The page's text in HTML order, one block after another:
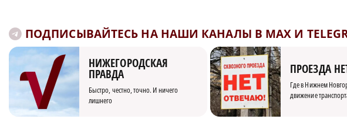
ПОДПИСЫВАЙТЕСЬ НА НАШИ КАНАЛЫ В MAX И
НИЖЕГОРОДСКАЯ
ПРАВДА
Быстро, честно, точно. И ничего
лишнего
ПРОЕЗДА
Где в Нижнем
движение